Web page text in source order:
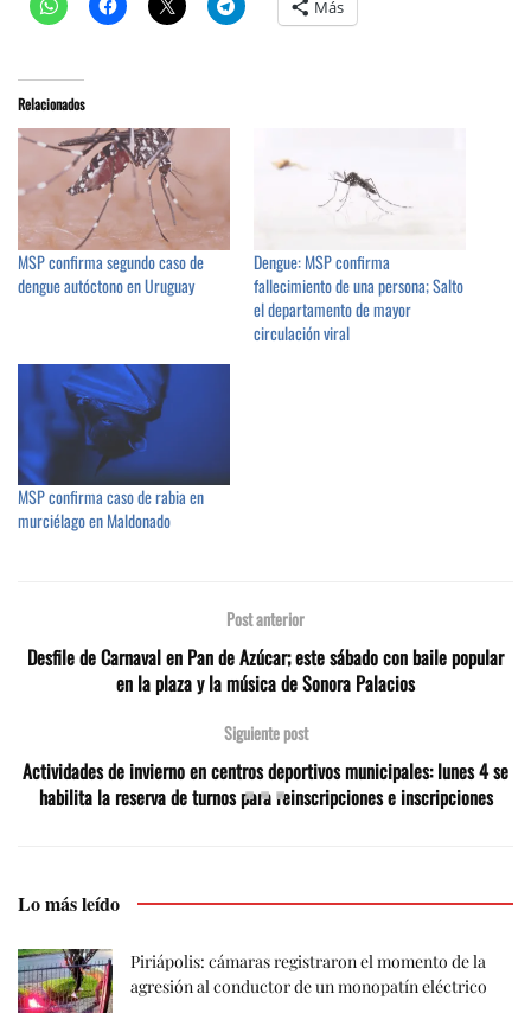
Más
Relacionados
MSP confirma segundo caso de
dengue autóctono en Uruguay
Dengue: MSP confirma
fallecimiento de una persona; Salto
el departamento de mayor
circulación viral
MSP confirma caso de rabia en
murciélago en Maldonado
Post anterior
Desfile de Carnaval en Pan de Azúcar; este sábado con baile popular
en la plaza y la música de Sonora Palacios
Siguiente post
Actividades de invierno en centros deportivos municipales: lunes 4 se
habilita la reserva de turnos para reinscripciones e inscripciones
Lo más leído
Piriápolis: cámaras registraron el momento de la
agresión al conductor de un monopatín eléctrico